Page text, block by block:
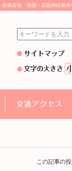
鼻腔炎・難聴・顔面神経麻
この記事の